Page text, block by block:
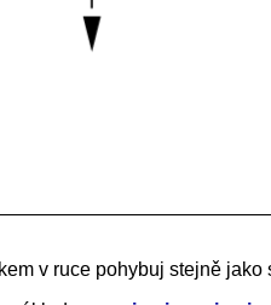
v ruce pohybuj stejně jako